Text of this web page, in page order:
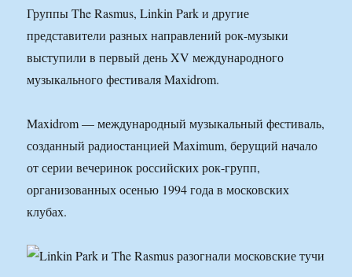
Группы The Rasmus, Linkin Park и другие
представители разных направлений рок-музыки
выступили в первый день XV международного
музыкального фестиваля Maxidrom.
Maxidrom — международный музыкальный фестиваль,
созданный радиостанцией Maximum, берущий начало
от серии вечеринок российских рок-групп,
организованных осенью 1994 года в московских
клубах.